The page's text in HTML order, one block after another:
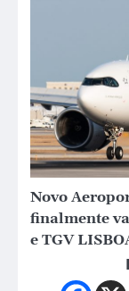
Novo
finalmente
e TGV